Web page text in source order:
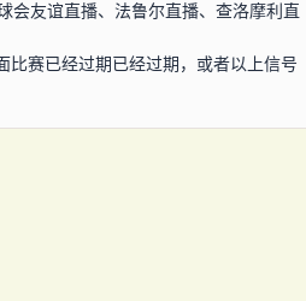
会友谊直播、法鲁尔直播、查洛摩利直
比赛已经过期已经过期，或者以上信号